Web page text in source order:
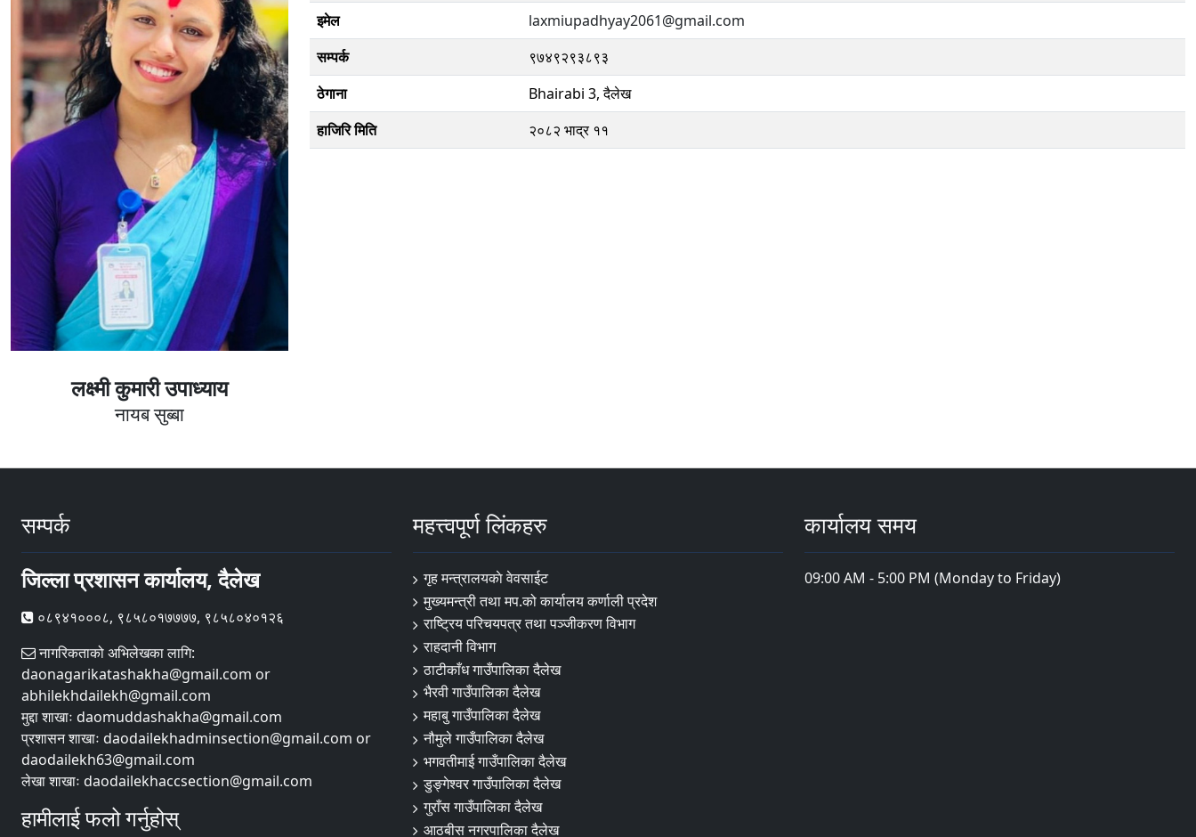
लक्ष्मी कुमारी उपाध्याय
नायब सुब्बा
इमेल
laxmiupadhyay2061@gmail.com
सम्पर्क
९७४९२९३८९३
ठेगाना
Bhairabi 3, दैलेख
हाजिरि मिति
२०८२ भाद्र ११
सम्पर्क
जिल्ला प्रशासन कार्यालय, दैलेख
०८९४१०००८, ९८५८०१७७७७, ९८५८०४०१२६
नागरिकताको अभिलेखका लागि:
daonagarikatashakha@gmail.com or
abhilekhdailekh@gmail.com
मुद्दा शाखाः daomuddashakha@gmail.com
प्रशासन शाखाः daodailekhadminsection@gmail.com or
daodailekh63@gmail.com
लेखा शाखाः daodailekhaccsection@gmail.com
हामीलाई फलो गर्नुहोस्
महत्त्वपूर्ण लिंकहरु
गृह मन्त्रालयकाे वेवसाईट
मुख्यमन्त्री तथा मप.को कार्यालय कर्णाली प्रदेश
राष्ट्रिय परिचयपत्र तथा पञ्जीकरण विभाग
राहदानी विभाग
ठाटीकाँध गाउँपालिका दैलेख
भैरवी गाउँपालिका दैलेख
महाबु गाउँपालिका दैलेख
नौमुले गाउँपालिका दैलेख
भगवतीमाई गाउँपालिका दैलेख
डुङ्गेश्वर गाउँपालिका दैलेख
गुराँस गाउँपालिका दैलेख
आठबीस नगरपालिका दैलेख
कार्यालय समय
09:00 AM - 5:00 PM (Monday to Friday)